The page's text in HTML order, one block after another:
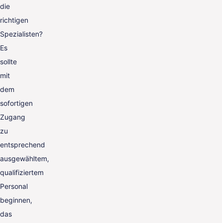
die
richtigen
Spezialisten?
Es
sollte
mit
dem
sofortigen
Zugang
zu
entsprechend
ausgewähltem,
qualifiziertem
Personal
beginnen,
das